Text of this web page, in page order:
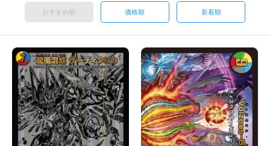
おすすめ順 価格順 新着順